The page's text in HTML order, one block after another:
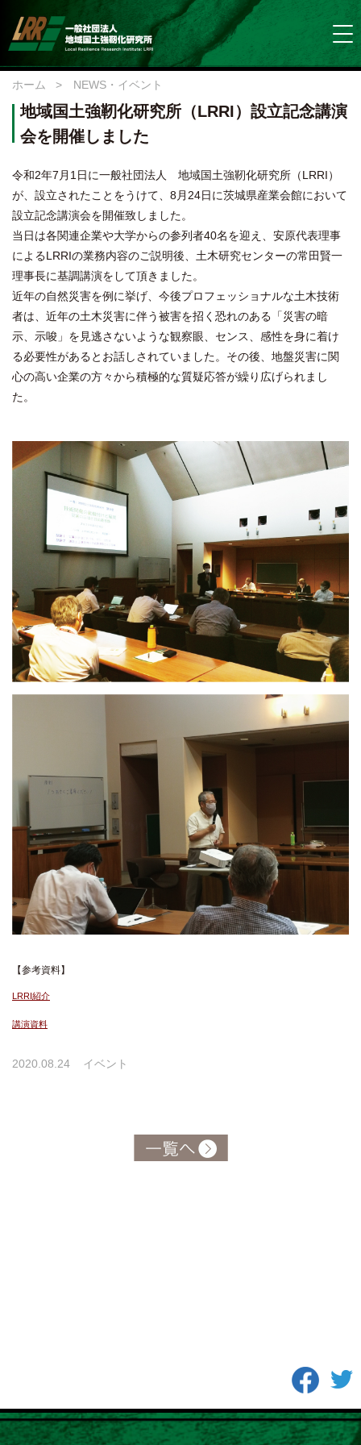
ホーム > NEWS・イベント
地域国土強靭化研究所（LRRI）設立記念講演
会を開催しました
令和2年7月1日に一般社団法人 地域国土強靭化研究所（LRRI）
が、設立されたことをうけて、8月24日に茨城県産業会館において
設立記念講演会を開催致しました。
当日は各関連企業や大学からの参列者40名を迎え、安原代表理事
によるLRRIの業務内容のご説明後、土木研究センターの常田賢一
理事長に基調講演をして頂きました。
近年の自然災害を例に挙げ、今後プロフェッショナルな土木技術
者は、近年の土木災害に伴う被害を招く恐れのある「災害の暗
示、示唆」を見逃さないような観察眼、センス、感性を身に着け
る必要性があるとお話しされていました。その後、地盤災害に関
心の高い企業の方々から積極的な質疑応答が繰り広げられまし
た。
【参考資料】
LRRI紹介
講演資料
2020.08.24 イベント